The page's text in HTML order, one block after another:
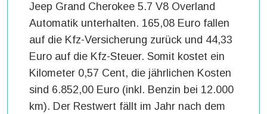
Jeep Grand Cherokee 5.7 V8 Overland
Automatik unterhalten. 165,08 Euro fallen
auf die Kfz-Versicherung zurück und 44,33
Euro auf die Kfz-Steuer. Somit kostet ein
Kilometer 0,57 Cent, die jährlichen Kosten
sind 6.852,00 Euro (inkl. Benzin bei 12.000
km). Der Restwert fällt im Jahr nach dem